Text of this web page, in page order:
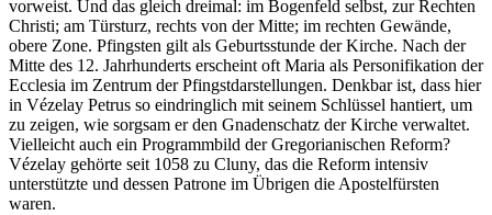
vorweist. Und das gleich dreimal: im Bogenfeld selbst, zur Rechten
Christi; am Türsturz, rechts von der Mitte; im rechten Gewände,
obere Zone. Pfingsten gilt als Geburtsstunde der Kirche. Nach der
Mitte des 12. Jahrhunderts erscheint oft Maria als Personifikation der
Ecclesia im Zentrum der Pfingstdarstellungen. Denkbar ist, dass hier
in Vézelay Petrus so eindringlich mit seinem Schlüssel hantiert, um
zu zeigen, wie sorgsam er den Gnadenschatz der Kirche verwaltet.
Vielleicht auch ein Programmbild der Gregorianischen Reform?
Vézelay gehörte seit 1058 zu Cluny, das die Reform intensiv
unterstützte und dessen Patrone im Übrigen die Apostelfürsten
waren.